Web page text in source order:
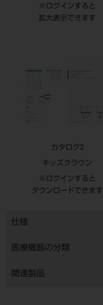
※ログインすると
拡大表示できます
カタログ2
キッズクラウン
※ログインすると
ダウンロードできます
仕様
医療機器の分類
関連製品